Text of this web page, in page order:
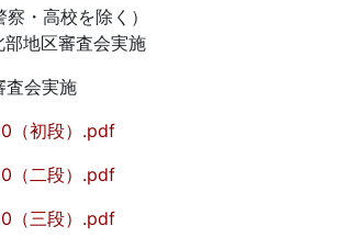
・二・三段（警察・
部地区審査会実施
地区審査会実施
段）.pdf
段）.pdf
段）.pdf